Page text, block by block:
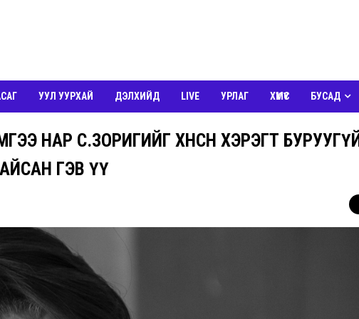
УУЛ УУРХАЙ ДЭЛХИЙД LIVE УРЛАГ ХҮМҮҮС БУСАД
НАР С.ЗОРИГИЙГ ХӨНӨӨСӨН ХЭРЭГТ
ГЭВ ҮҮ